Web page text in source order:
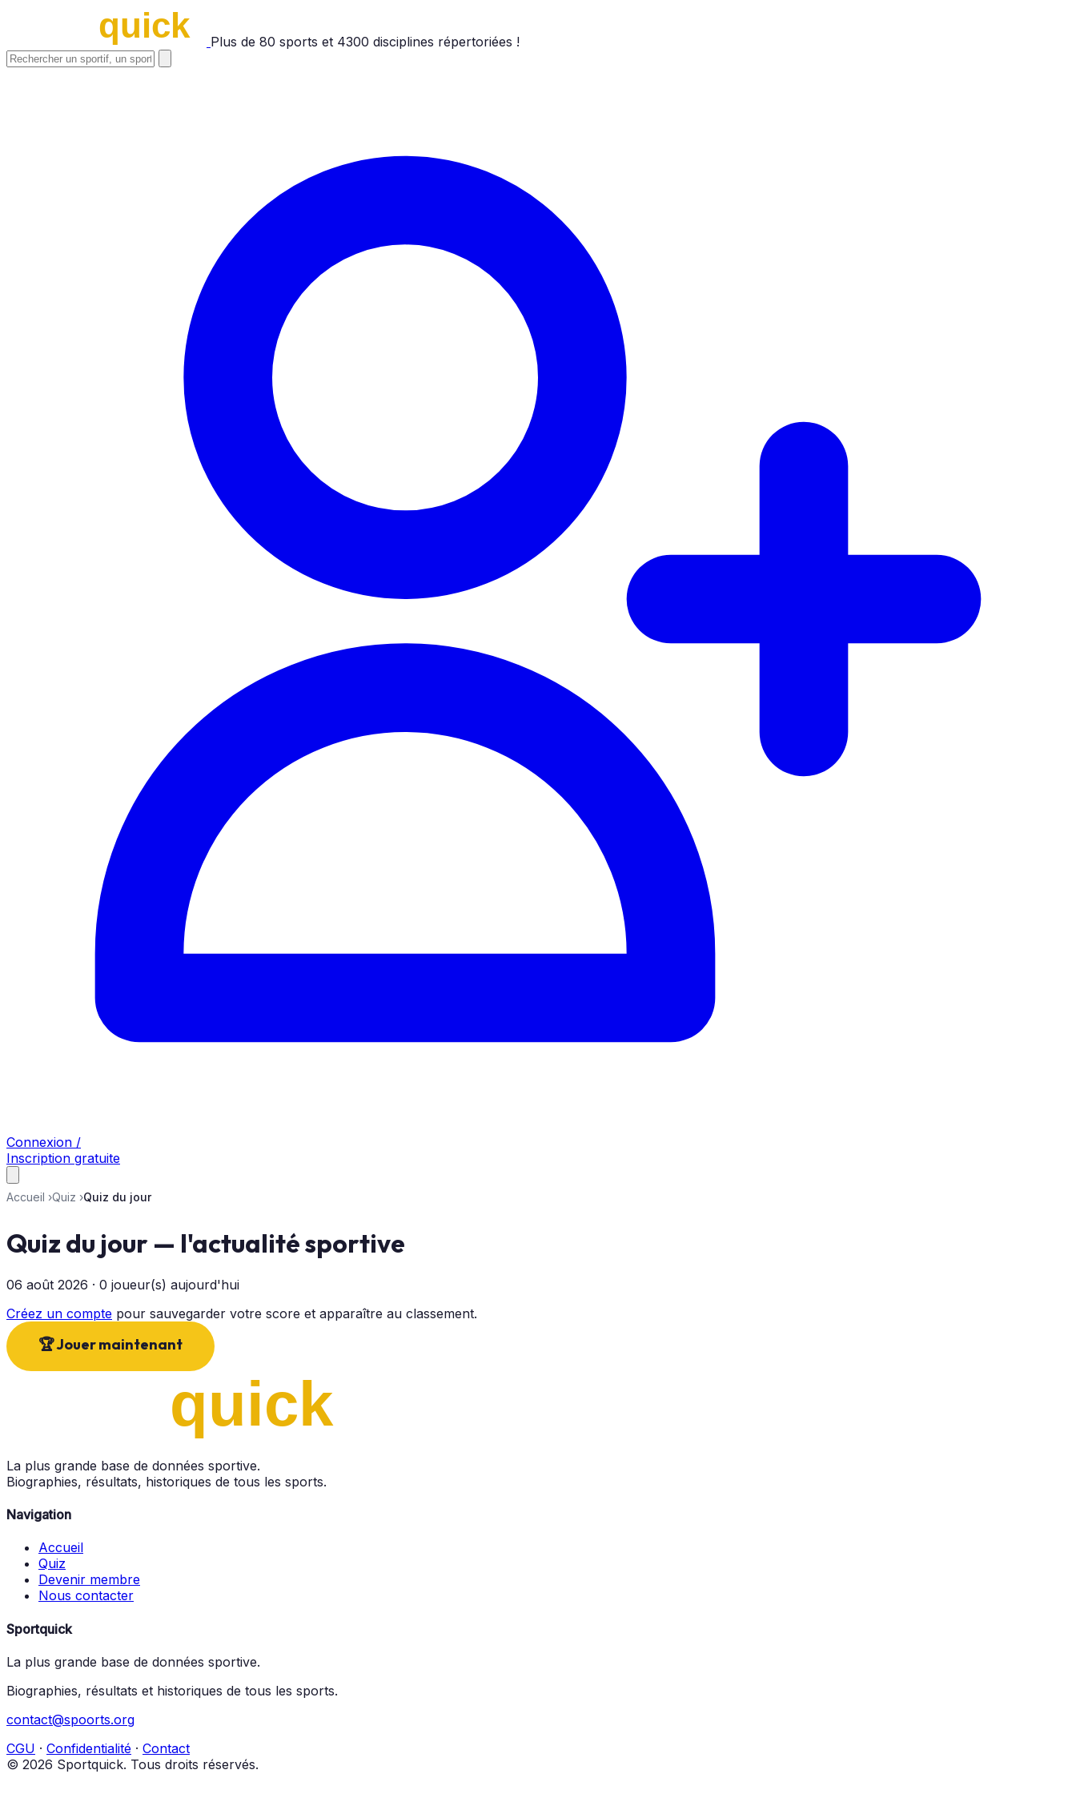
Plus de 80 sports et 4300 disciplines répertoriées !
Connexion /
Inscription gratuite
Accueil ›Quiz ›Quiz du jour
Quiz du jour — l'actualité sportive
06 août 2026 · 0 joueur(s) aujourd'hui
Créez un compte pour sauvegarder votre score et apparaître au classement.
🏆 Jouer maintenant
La plus grande base de données sportive.
Biographies, résultats, historiques de tous les sports.
Navigation
Accueil
Quiz
Devenir membre
Nous contacter
Sportquick
La plus grande base de données sportive.
Biographies, résultats et historiques de tous les sports.
contact@spoorts.org
CGU · Confidentialité · Contact
© 2026 Sportquick. Tous droits réservés.